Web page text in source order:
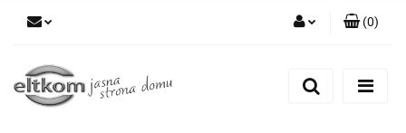
Zarejestruj się
(0)